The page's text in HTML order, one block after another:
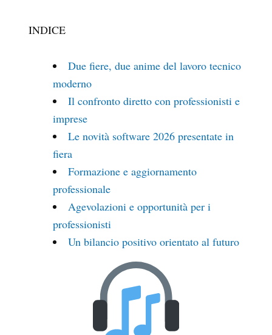
INDICE
Due fiere, due anime del lavoro tecnico
moderno
Il confronto diretto con professionisti e
imprese
Le novità software 2026 presentate in
fiera
Formazione e aggiornamento
professionale
Agevolazioni e opportunità per i
professionisti
Un bilancio positivo orientato al futuro